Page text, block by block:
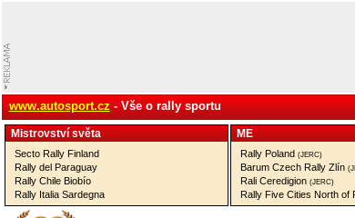
www.autosport.cz - Vše o rally sportu
Mistrovství­ světa
Secto Rally Finland
Rally del Paraguay
Rally Chile Biobío
Rally Italia Sardegna
ME
Rally Poland (JERC)
Barum Czech Rally Zlín
Rali Ceredigion (JERC)
Rally Five Cities North of